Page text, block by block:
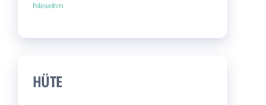
Polizeiuniform
HÜTE